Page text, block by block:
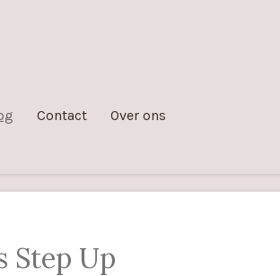
Contact
Over ons
Step Up